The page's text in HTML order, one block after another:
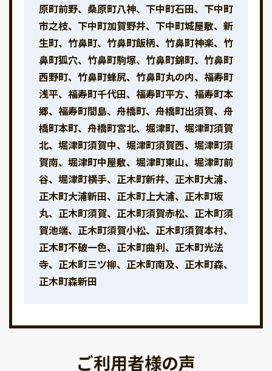
原町前野、桑原町八神、下中町石田、下中町
市之枝、下中町加賀野井、下中町城屋敷、新
生町、竹鼻町、竹鼻町飯柄、竹鼻町神楽、竹
鼻町狐穴、竹鼻町駒塚、竹鼻町錦町、竹鼻町
西野町、竹鼻町蜂尻、竹鼻町丸の内、福寿町
浅平、福寿町千代田、福寿町平方、福寿町本
郷、福寿町間島、舟橋町、舟橋町出須賀、舟
橋町本町、舟橋町宮北、堀津町、堀津町須賀
北、堀津町須賀中、堀津町須賀西、堀津町須
賀南、堀津町中屋敷、堀津町東山、堀津町前
谷、堀津町横手、正木町新井、正木町大浦、
正木町大浦新田、正木町上大浦、正木町坂
丸、正木町須賀、正木町須賀赤松、正木町須
賀池端、正木町須賀小松、正木町須賀本村、
正木町不破一色、正木町曲利、正木町光法
寺、正木町三ツ柳、正木町南及、正木町森、
正木町森新田
ご利用者様の声